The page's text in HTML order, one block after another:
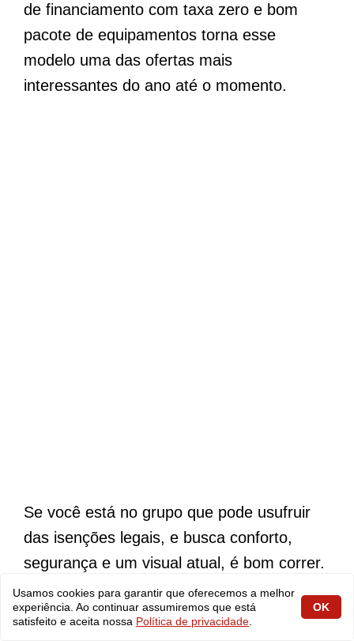
de financiamento com taxa zero e bom
pacote de equipamentos torna esse
modelo uma das ofertas mais
interessantes do ano até o momento.
Se você está no grupo que pode usufruir
das isenções legais, e busca conforto,
segurança e um visual atual, é bom correr.
Afinal, promoções desse tipo não
costumam durar muito tempo.
Usamos cookies para garantir que oferecemos a melhor
experiência. Ao continuar assumiremos que está
satisfeito e aceita nossa Política de privacidade
OK